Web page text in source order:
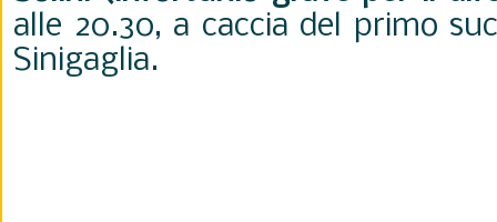
alle 20.30, a caccia del primo
Sinigaglia.